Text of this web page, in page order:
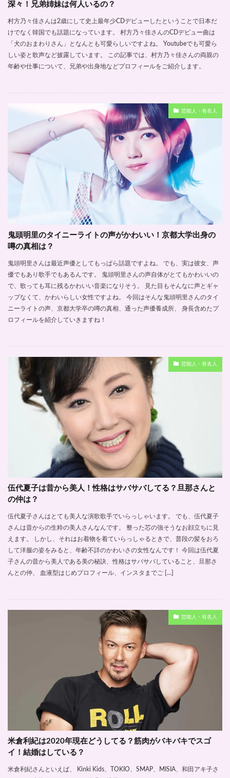
深々！兄弟姉妹は何人いるの？
村方乃々佳さんは2歳にして史上最年少CDデビューしたということで日本だ
けでなく韓国でも話題になっています。 村方乃々佳さんのCDデビュー曲は
「犬のおまわりさん」となんとも可愛らしいですよね。 Youtubeでも可愛ら
しい姿と歌声など披露しています。 この記事では、村方乃々佳さんの両親の
年齢や仕事について、兄弟や出身地などプロフィールをご紹介します。
芸能人・有名人
鬼頭明里のタイニーライトの声がかわいい！京都大学出身の
噂の真相は？
鬼頭明里さんは最近声優としてもっぱら話題ですよね。 でも、実は彼女、声
優でもあり歌手でもあるんです。 鬼頭明里さんの声自体がとてもかわいいの
で、歌っても耳に残るかわいい音楽になりそう。 見た目もそんなに声とギャ
ップなくて、かわいらしい女性ですよね。 今回はそんな鬼頭明里さんのタイ
ニーライトの声、京都大学卒の噂の真相、通った声優養成所、 身長含めたプ
ロフィールを紹介していきますね！
芸能人・有名人
伍代夏子は昔から美人！性格はサバサバしてる？旦那さんと
の仲は？
伍代夏子さんはとても美人な演歌歌手でいらっしゃいます。 でも、伍代夏子
さんは昔からの生粋の美人さんなんです。 整った芯の強そうなお顔立ちに見
えます。 しかし、それはお着物を着ていらっしゃるときで、普段の髪をおろ
して洋服の姿をみると、年齢不詳のかわいさの女性なんです！ 今回は伍代夏
子さんの昔から美人である美の秘訣、性格はサバサバしていること、旦那さ
んとの仲、 血液型はじめプロフィール、インスタまでご […]
芸能人・有名人
米倉利紀は2020年現在どうしてる？筋肉がバキバキでスゴ
イ！結婚はしている？
米倉利紀さんといえば、 Kinki Kids、TOKIO、SMAP、MISIA、和田アキ子さ